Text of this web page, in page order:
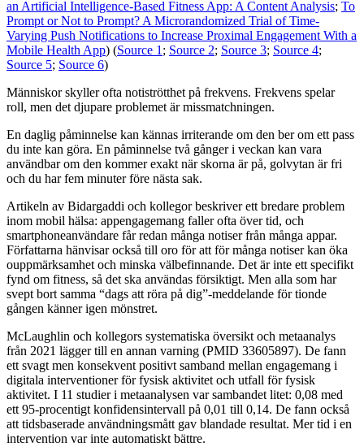
an Artificial Intelligence-Based Fitness App: A Content Analysis; To
Prompt or Not to Prompt? A Microrandomized Trial of Time-
Varying Push Notifications to Increase Proximal Engagement With a
Mobile Health App) (Source 1 ; Source 2; Source 3; Source 4;
Source 5; Source 6)
Människor skyller ofta notiströtthet på frekvens. Frekvens spelar
roll, men det djupare problemet är missmatchningen.
En daglig påminnelse kan kännas irriterande om den ber om ett pass
du inte kan göra. En påminnelse två gånger i veckan kan vara
användbar om den kommer exakt när skorna är på, golvytan är fri
och du har fem minuter före nästa sak.
Artikeln av Bidargaddi och kollegor beskriver ett bredare problem
inom mobil hälsa: appengagemang faller ofta över tid, och
smartphoneanvändare får redan många notiser från många appar.
Författarna hänvisar också till oro för att för många notiser kan öka
ouppmärksamhet och minska välbefinnande. Det är inte ett specifikt
fynd om fitness, så det ska användas försiktigt. Men alla som har
svept bort samma “dags att röra på dig”-meddelande för tionde
gången känner igen mönstret.
McLaughlin och kollegors systematiska översikt och metaanalys
från 2021 lägger till en annan varning (PMID 33605897). De fann
ett svagt men konsekvent positivt samband mellan engagemang i
digitala interventioner för fysisk aktivitet och utfall för fysisk
aktivitet. I 11 studier i metaanalysen var sambandet litet: 0,08 med
ett 95-procentigt konfidensintervall på 0,01 till 0,14. De fann också
att tidsbaserade användningsmått gav blandade resultat. Mer tid i en
intervention var inte automatiskt bättre.